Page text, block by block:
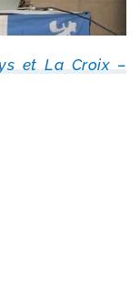
et La Croix –